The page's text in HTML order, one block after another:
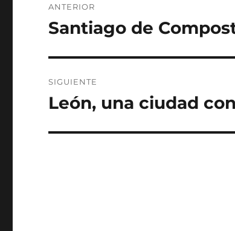
de
ANTERIOR
Entrada
Santiago de
SIGUIENTE
Entrada
León, una ciudad